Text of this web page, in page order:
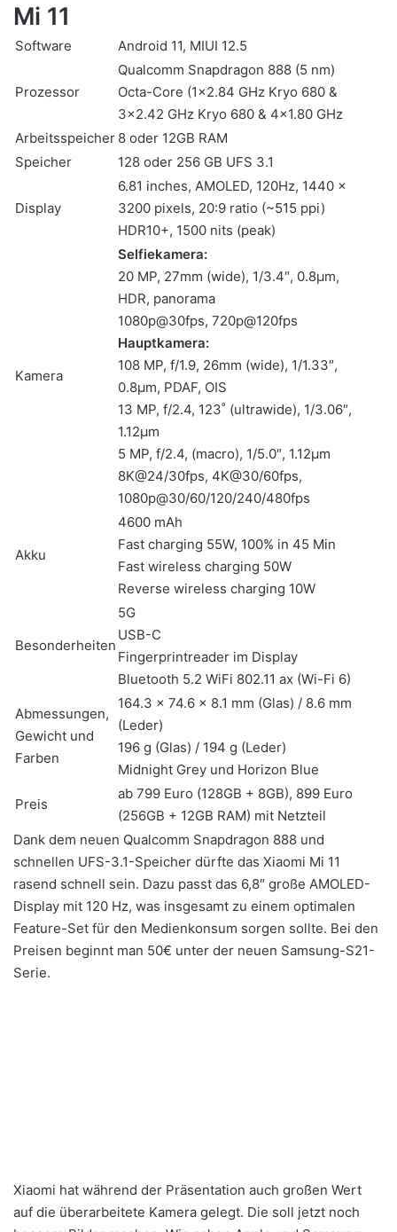
Mi 11
Software Android 11, MIUI 12.5
Prozessor
Qualcomm Snapdragon 888 (5 nm)
Octa-Core (1×2.84 GHz Kryo 680 &
3×2.42 GHz Kryo 680 & 4×1.80 GHz
Arbeitsspeicher 8 oder 12GB RAM
Speicher
128 oder 256 GB UFS 3.1
Display
6.81 inches, AMOLED, 120Hz, 1440 x
3200 pixels, 20:9 ratio (~515 ppi)
HDR10+, 1500 nits (peak)
Kamera
Selfiekamera:
20 MP, 27mm (wide), 1/3.4″, 0.8µm,
HDR, panorama
1080p@30fps, 720p@120fps
Hauptkamera:
108 MP, f/1.9, 26mm (wide), 1/1.33″,
0.8µm, PDAF, OIS
13 MP, f/2.4, 123˚ (ultrawide), 1/3.06″,
1.12µm
5 MP, f/2.4, (macro), 1/5.0″, 1.12µm
8K@24/30fps, 4K@30/60fps,
1080p@30/60/120/240/480fps
Akku
4600 mAh
Fast charging 55W, 100% in 45 Min
Fast wireless charging 50W
Reverse wireless charging 10W
Besonderheiten
5G
USB-C
Fingerprintreader im Display
Bluetooth 5.2 WiFi 802.11 ax (Wi-Fi 6)
Abmessungen,
Gewicht und
Farben
164.3 x 74.6 x 8.1 mm (Glas) / 8.6 mm
(Leder)
196 g (Glas) / 194 g (Leder)
Midnight Grey und Horizon Blue
Preis
ab 799 Euro (128GB + 8GB), 899 Euro
(256GB + 12GB RAM) mit Netzteil
Dank dem neuen Qualcomm Snapdragon 888 und
schnellen UFS-3.1-Speicher dürfte das Xiaomi Mi 11
rasend schnell sein. Dazu passt das 6,8″ große AMOLED-
Display mit 120 Hz, was insgesamt zu einem optimalen
Feature-Set für den Medienkonsum sorgen sollte. Bei den
Preisen beginnt man 50€ unter der neuen Samsung-S21-
Serie.
Xiaomi hat während der Präsentation auch großen Wert
auf die überarbeitete Kamera gelegt. Die soll jetzt noch